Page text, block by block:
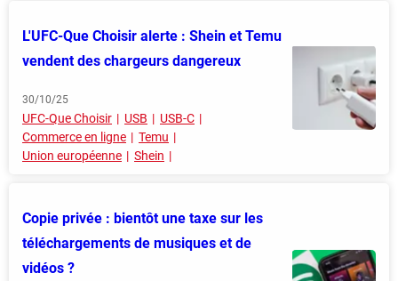
L'UFC-Que Choisir alerte : Shein et Temu
vendent des chargeurs dangereux
30/10/25
UFC-Que Choisir USB
USB-C
Commerce en ligne
Temu
Union européenne
Shein
Copie privée : bientôt une taxe sur les
téléchargements de musiques et de
vidéos ?